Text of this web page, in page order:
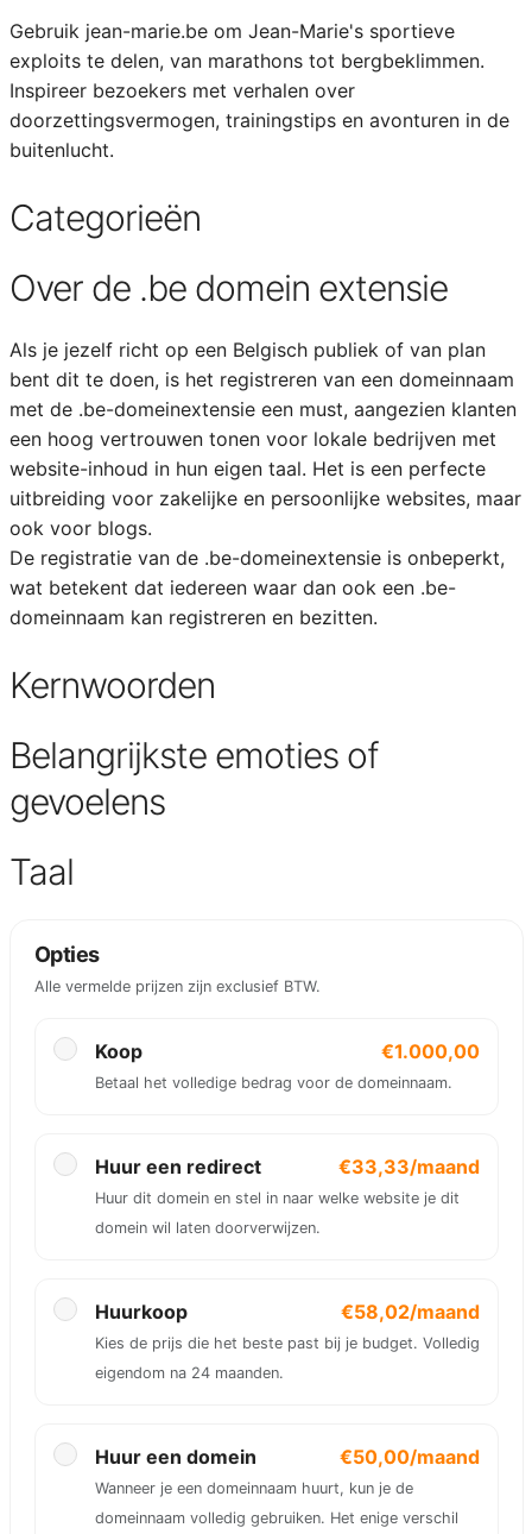
Gebruik jean-marie.be om Jean-Marie's sportieve
exploits te delen, van marathons tot bergbeklimmen.
Inspireer bezoekers met verhalen over
doorzettingsvermogen, trainingstips en avonturen in de
buitenlucht.
Categorieën
Over de .be domein extensie
Als je jezelf richt op een Belgisch publiek of van plan
bent dit te doen, is het registreren van een domeinnaam
met de .be-domeinextensie een must, aangezien klanten
een hoog vertrouwen tonen voor lokale bedrijven met
website-inhoud in hun eigen taal. Het is een perfecte
uitbreiding voor zakelijke en persoonlijke websites, maar
ook voor blogs.
De registratie van de .be-domeinextensie is onbeperkt,
wat betekent dat iedereen waar dan ook een .be-
domeinnaam kan registreren en bezitten.
Kernwoorden
Belangrijkste emoties of
gevoelens
Taal
Opties
Alle vermelde prijzen zijn exclusief BTW.
Koop €1.000,00
Betaal het volledige bedrag voor de domeinnaam.
Huur een redirect €33,33/maand
Huur dit domein en stel in naar welke website je dit
domein wil laten doorverwijzen.
Huurkoop €58,02/maand
Kies de prijs die het beste past bij je budget. Volledig
eigendom na 24 maanden.
Huur een domein €50,00/maand
Wanneer je een domeinnaam huurt, kun je de
domeinnaam volledig gebruiken. Het enige verschil